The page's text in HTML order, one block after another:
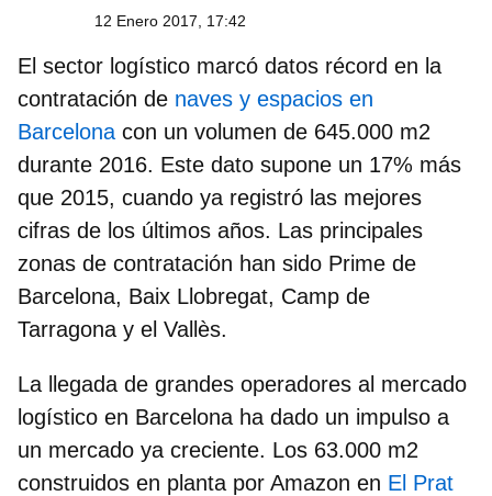
12 Enero 2017, 17:42
El sector logístico marcó datos récord en la
contratación de naves y espacios en
Barcelona con un volumen de 645.000 m2
durante 2016. Este dato supone un 17% más
que 2015, cuando ya registró las mejores
cifras de los últimos años. Las principales
zonas de contratación han sido Prime de
Barcelona, Baix Llobregat, Camp de
Tarragona y el Vallès.
La llegada de grandes operadores al mercado
logístico en Barcelona ha dado un impulso a
un mercado ya creciente. Los 63.000 m2
construidos en planta por Amazon en El Prat